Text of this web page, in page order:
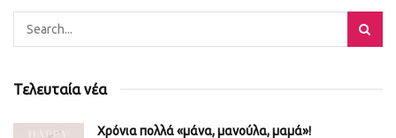
Τελευταία νέα
Χρόνια πολλά «μάνα, μανούλα, μαμά»!